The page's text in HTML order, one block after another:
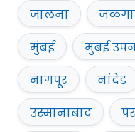
जालना
मुंबई
मुंबई
नागपूर
नांदेड
उस्मानाबाद